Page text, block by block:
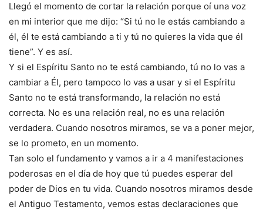
Llegó el momento de cortar la relación porque oí una voz
en mi interior que me dijo: “Si tú no le estás cambiando a
él, él te está cambiando a ti y tú no quieres la vida que él
tiene”. Y es así.
Y si el Espíritu Santo no te está cambiando, tú no lo vas a
cambiar a Él, pero tampoco lo vas a usar y si el Espíritu
Santo no te está transformando, la relación no está
correcta. No es una relación real, no es una relación
verdadera. Cuando nosotros miramos, se va a poner mejor,
se lo prometo, en un momento.
Tan solo el fundamento y vamos a ir a 4 manifestaciones
poderosas en el día de hoy que tú puedes esperar del
poder de Dios en tu vida. Cuando nosotros miramos desde
el Antiguo Testamento, vemos estas declaraciones que